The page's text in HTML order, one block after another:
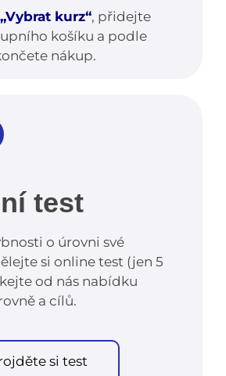
„Vybrat kurz“, přidejte
košíku a podle
nákup.
test
o úrovni své
si online test (jen 5
od nás nabídku
a cílů.
si test